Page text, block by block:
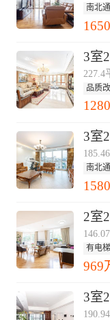
南北
3室
227.4
品质
3室
南北
2室
有电梯
969
3室